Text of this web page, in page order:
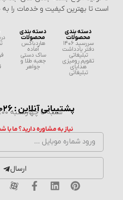
است تا بهترین کیفیت و خدمات را به
دسته بندی
محصولات
سررسید 1406
دفتر یادداشت
تبلیغاتی
تقویم رومیزی
هدایای
تبلیغاتی
دسته بندی
محصولات
هاردباکس
آماده
ساک دستی
جعبه طلا و
جواهر
پشتیبانی آنلاین : 9542026 - 0903
شنبه تا چهارشنبه 09:00 الی 18:00
نیاز به مشاوره دارید؟ ما
ارسال